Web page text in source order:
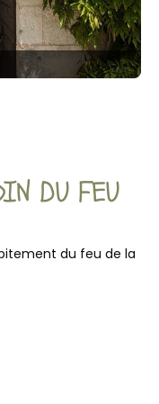
DU FEU
du feu de la